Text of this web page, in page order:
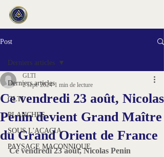
Post
Derniers articles
GLTI
PLANCHES
SOUS L'ACACIA
PAYSAGE MACONNIQUE
Derniers articles
Ce vendredi 23 août, Nicolas
Penin devient Grand Maître
du Grand Orient de France
GLTI
2 sept. 2024 1 min de lecture
Ce vendredi 23 août, Nicolas Penin